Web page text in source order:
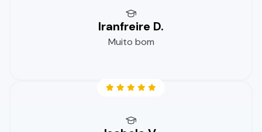
Iranfreire D.
Muito bom